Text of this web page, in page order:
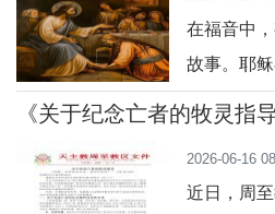
赋与召叫
中，养花
一条通往
各在《愿祢
在福音中
故事。耶
坐席时，
没有说很
打破玉瓶
《关于纪念亡者的牧灵指
2026-06-16
近日，周